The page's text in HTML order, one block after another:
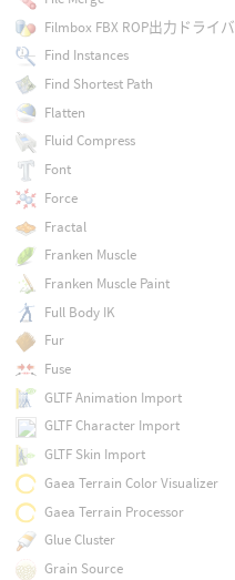
Filmbox FBX ROP出力ドライバ
Find Instances
Find Shortest Path
Flatten
Fluid Compress
Font
Force
Fractal
Franken Muscle
Franken Muscle Paint
Full Body IK
Fur
Fuse
GLTF Animation Import
GLTF Character Import
GLTF Skin Import
Gaea Terrain Color Visualizer
Gaea Terrain Processor
Glue Cluster
Grain Source